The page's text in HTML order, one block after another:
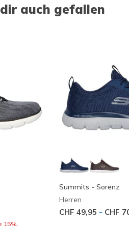
auch gefallen
15%.
Summits - Sorenz
Herren
CHF 49,95 - CHF